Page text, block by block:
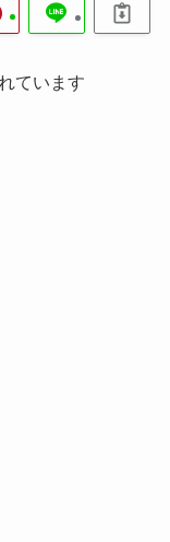
ています